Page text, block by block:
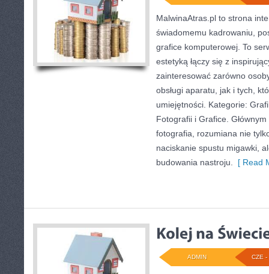
MalwinaAtras.pl to strona
świadomemu kadrowaniu,
grafice komputerowej. To
estetyką łączy się z
zainteresować zarówno
obsługi aparatu, jak i tych,
umiejętności. Kategorie:
Fotografii i Grafice.
fotografia, rozumiana nie
naciskanie spustu migawki,
budowania nastroju.
[ Read
CZE -
ADMIN